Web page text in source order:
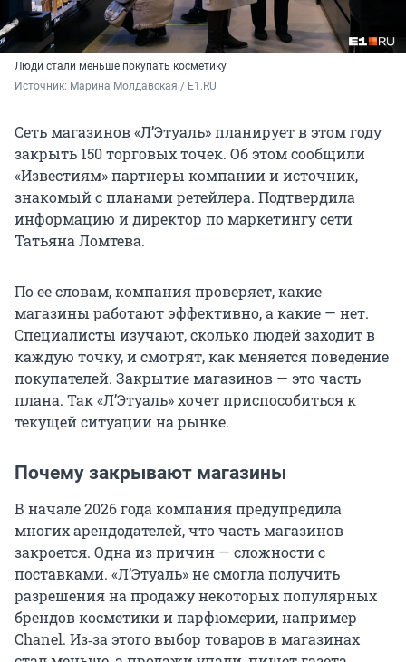
Люди стали меньше покупать косметику
Источник: Марина Молдавская / E1.RU
Сеть магазинов «Л’Этуаль» планирует в этом году
закрыть 150 торговых точек. Об этом сообщили
«Известиям» партнеры компании и источник,
знакомый с планами ретейлера. Подтвердила
информацию и директор по маркетингу сети
Татьяна Ломтева.
По ее словам, компания проверяет, какие
магазины работают эффективно, а какие — нет.
Специалисты изучают, сколько людей заходит в
каждую точку, и смотрят, как меняется поведение
покупателей. Закрытие магазинов — это часть
плана. Так «Л’Этуаль» хочет приспособиться к
текущей ситуации на рынке.
Почему закрывают магазины
В начале 2026 года компания предупредила
многих арендодателей, что часть магазинов
закроется. Одна из причин — сложности с
поставками. «Л’Этуаль» не смогла получить
разрешения на продажу некоторых популярных
брендов косметики и парфюмерии, например
Chanel. Из‑за этого выбор товаров в магазинах